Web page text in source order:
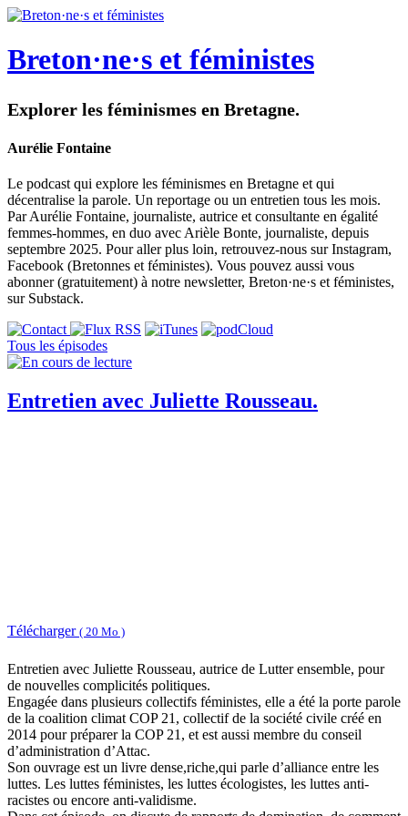
Breton·ne·s et féministes
Explorer les féminismes en Bretagne.
Aurélie Fontaine
Le podcast qui explore les féminismes en Bretagne et qui
décentralise la parole. Un reportage ou un entretien tous les mois.
Par Aurélie Fontaine, journaliste, autrice et consultante en égalité
femmes-hommes, en duo avec Arièle Bonte, journaliste, depuis
septembre 2025. Pour aller plus loin, retrouvez-nous sur Instagram,
Facebook (Bretonnes et féministes). Vous pouvez aussi vous
abonner (gratuitement) à notre newsletter, Breton·ne·s et féministes,
sur Substack.
Tous les épisodes
Entretien avec Juliette Rousseau.
Télécharger ( 20 Mo )
Entretien avec Juliette Rousseau, autrice de Lutter ensemble, pour
de nouvelles complicités politiques.
Engagée dans plusieurs collectifs féministes, elle a été la porte parole
de la coalition climat COP 21, collectif de la société civile créé en
2014 pour préparer la COP 21, et est aussi membre du conseil
d’administration d’Attac.
Son ouvrage est un livre dense,riche,qui parle d’alliance entre les
luttes. Les luttes féministes, les luttes écologistes, les luttes anti-
racistes ou encore anti-validisme.